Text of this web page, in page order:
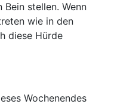
stellen. Wenn
wie in den
diese Hürde
Wochenendes